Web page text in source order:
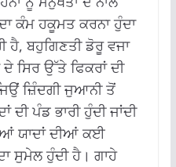
ਕੰਮ ਹਕੂਮਤ ਕਰਨਾ ਹੁੰਦਾ
ਹੈ, ਬਹੁਗਿਣਤੀ ਡੋਰੂ ਵਜਾ
ਸਿਰ ਉੱਤੇ ਫਿਕਰਾਂ ਦੀ
ਜ਼ਿੰਦਗੀ ਜੁਆਨੀ ਤੋਂ
ਦੀ ਪੰਡ ਭਾਰੀ ਹੁੰਦੀ ਜਾਂਦੀ
ਯਾਦਾਂ ਦੀਆਂ ਕਈ
ਸੁਮੇਲ ਹੁੰਦੀ ਹੈ। ਗਾਹੇ